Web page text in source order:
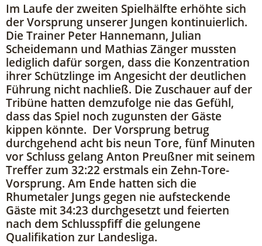
Im Laufe der zweiten Spielhälfte erhöhte sich
der Vorsprung unserer Jungen kontinuierlich.
Die Trainer Peter Hannemann, Julian
Scheidemann und Mathias Zänger mussten
lediglich dafür sorgen, dass die Konzentration
ihrer Schützlinge im Angesicht der deutlichen
Führung nicht nachließ. Die Zuschauer auf der
Tribüne hatten demzufolge nie das Gefühl,
dass das Spiel noch zugunsten der Gäste
kippen könnte. Der Vorsprung betrug
durchgehend acht bis neun Tore, fünf Minuten
vor Schluss gelang Anton Preußner mit seinem
Treffer zum 32:22 erstmals ein Zehn-Tore-
Vorsprung. Am Ende hatten sich die
Rhumetaler Jungs gegen nie aufsteckende
Gäste mit 34:23 durchgesetzt und feierten
nach dem Schlusspfiff die gelungene
Qualifikation zur Landesliga.